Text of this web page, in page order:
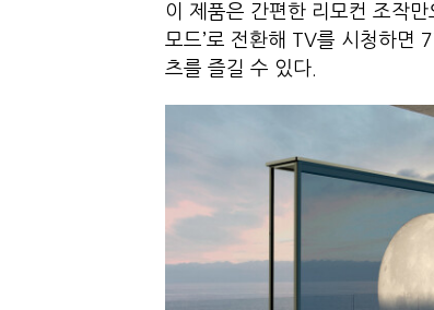
이 제품은 간편한 리모컨 조작
모드’로 전환해 TV를 시청하면
츠를 즐길 수 있다.